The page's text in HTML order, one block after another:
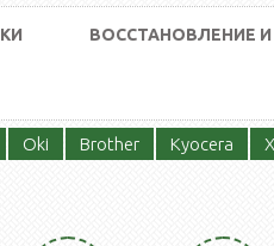
ВОССТАНОВЛЕНИЕ
Oki Brother Kyocera